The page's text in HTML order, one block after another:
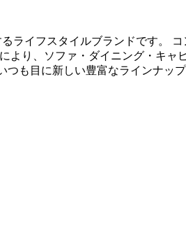
ライフスタイルブランドです。
り、ソファ・ダイニング・キ
も目に新しい豊富なラインナッ